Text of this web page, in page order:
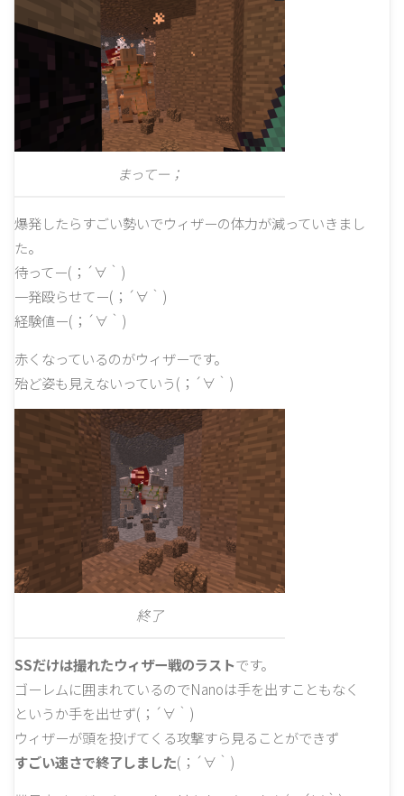
まってー；
爆発したらすごい勢いでウィザーの体力が減っていきまし
た。
待ってー(；´∀｀)
一発殴らせてー(；´∀｀)
経験値ー(；´∀｀)
赤くなっているのがウィザーです。
殆ど姿も見えないっていう(；´∀｀)
終了
SSだけは撮れたウィザー戦のラストです。
ゴーレムに囲まれているのでNanoは手を出すこともなく
というか手を出せず(；´∀｀)
ウィザーが頭を投げてくる攻撃すら見ることができず
すごい速さで終了しました(；´∀｀)